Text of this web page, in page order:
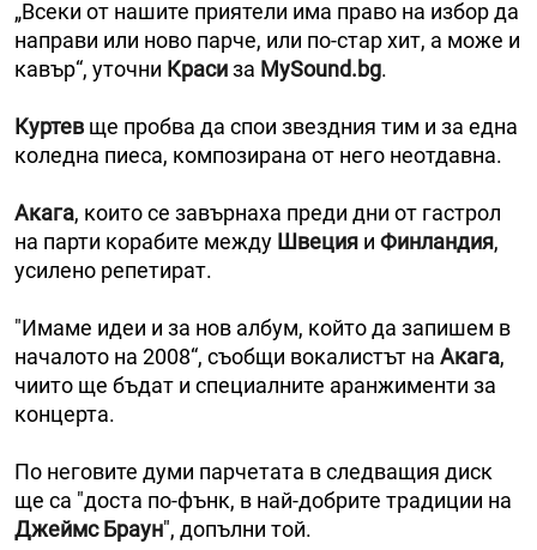
„Всеки от нашите приятели има право на избор да
направи или ново парче, или по-стар хит, а може и
кавър“, уточни Красиза MySound.bg.
Куртев ще пробва да спои звездния тим и за една
коледна пиеса, композирана от него неотдавна.
Акага, които се завърнаха преди дни от гастрол
на парти корабите между Швеция и Финландия,
усилено репетират.
"Имаме идеи и за нов албум, който да запишем в
началото на 2008“, съобщи вокалистът на Акага,
чиито ще бъдат и специалните аранжименти за
концерта.
По неговите думи парчетата в следващия диск
ще са "доста по-фънк, в най-добрите традиции на
Джеймс Браун", допълни той.